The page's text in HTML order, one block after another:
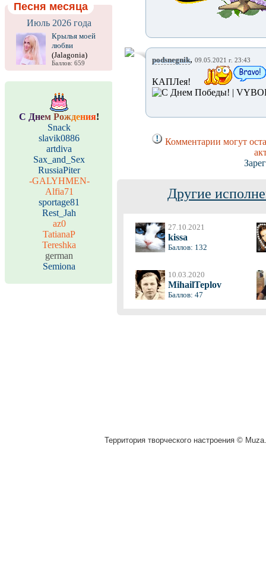
Песня месяца
Июль 2026 года
Крылья моей
любви
(Jalagonia)
Баллов: 659
С Днем Рождения!
Snack
slavik0886
artdiva
Sax_and_Sex
RussiaPiter
-GALYHMEN-
Alfia71
sportage81
Rest_Jah
az0
TatianaP
Tereshka
german
Semiona
podsnegnik, 09.05.2021 г. 23:43
КАПЛея!
Комментарии могут
Другие
27.10.2021
kissa
Баллов: 132
10.03.2020
MihailTeplov
Баллов: 47
Территория творческого настроения ©